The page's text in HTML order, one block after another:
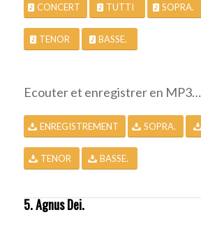
CONCERT TUTTI SOPRA.
TENOR BASSE.
Ecouter et enregistrer en MP3…
ENREGISTREMENT SOPRA.
TENOR BASSE.
5. Agnus Dei.